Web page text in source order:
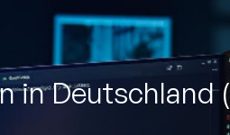
in Deutschland